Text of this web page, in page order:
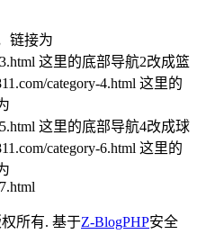
链接为
3.html 这里的底部导航2改成篮
category-4.html 这里的
5.html 这里的底部导航4改成球
category-6.html 这里的
所有. 基于Z-BlogPHP安全